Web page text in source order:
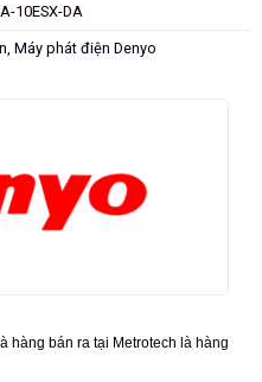
10ESX-DA
Máy phát điện Denyo
hàng bán ra tại Metrotech là hàng